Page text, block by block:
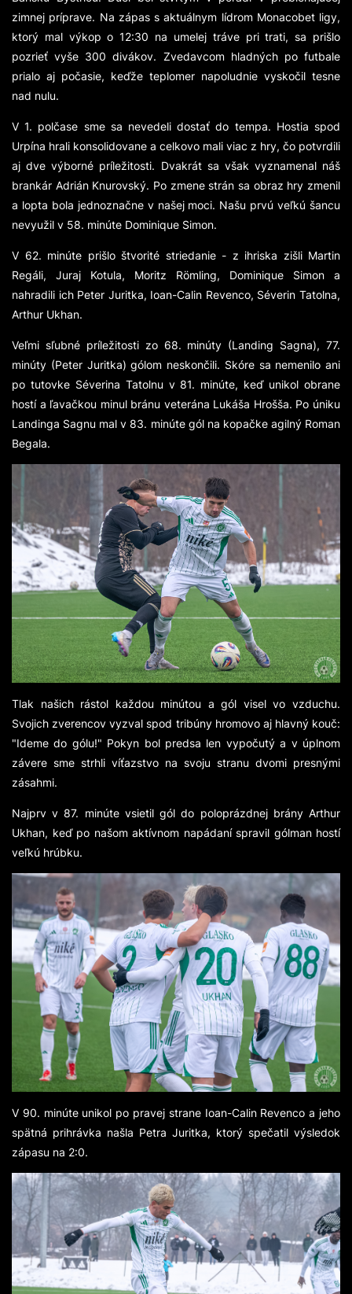
zimnej príprave. Na zápas s aktuálnym lídrom Monacobet ligy,
ktorý mal výkop o 12:30 na umelej tráve pri trati, sa prišlo
pozrieť vyše 300 divákov. Zvedavcom hladných po futbale
prialo aj počasie, keďže teplomer napoludnie vyskočil tesne
nad nulu.
V 1. polčase sme sa nevedeli dostať do tempa. Hostia spod
Urpína hrali konsolidovane a celkovo mali viac z hry, čo potvrdili
aj dve výborné príležitosti. Dvakrát sa však vyznamenal náš
brankár Adrián Knurovský. Po zmene strán sa obraz hry zmenil
a lopta bola jednoznačne v našej moci. Našu prvú veľkú šancu
nevyužil v 58. minúte Dominique Simon.
V 62. minúte prišlo štvorité striedanie - z ihriska zišli Martin
Regáli, Juraj Kotula, Moritz Römling, Dominique Simon a
nahradili ich Peter Juritka, Ioan-Calin Revenco, Séverin Tatolna,
Arthur Ukhan.
Veľmi sľubné príležitosti zo 68. minúty (Landing Sagna), 77.
minúty (Peter Juritka) gólom neskončili. Skóre sa nemenilo ani
po tutovke Séverina Tatolnu v 81. minúte, keď unikol obrane
hostí a ľavačkou minul bránu veterána Lukáša Hrošša. Po úniku
Landinga Sagnu mal v 83. minúte gól na kopačke agilný Roman
Begala.
Tlak našich rástol každou minútou a gól visel vo vzduchu.
Svojich zverencov vyzval spod tribúny hromovo aj hlavný kouč:
"Ideme do gólu!" Pokyn bol predsa len vypočutý a v úplnom
závere sme strhli víťazstvo na svoju stranu dvomi presnými
zásahmi.
Najprv v 87. minúte vsietil gól do poloprázdnej brány Arthur
Ukhan, keď po našom aktívnom napádaní spravil gólman hostí
veľkú hrúbku.
V 90. minúte unikol po pravej strane Ioan-Calin Revenco a jeho
spätná prihrávka našla Petra Juritka, ktorý spečatil výsledok
zápasu na 2:0.